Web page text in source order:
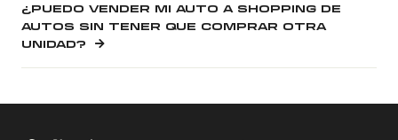
¿PUEDO VENDER MI AUTO A SHOPPING DE
AUTOS SIN TENER QUE COMPRAR OTRA
UNIDAD?